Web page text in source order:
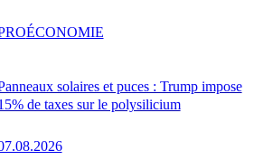
solaires et puces : Trump impose
de taxes sur le polysilicium
ÉCONOMIE